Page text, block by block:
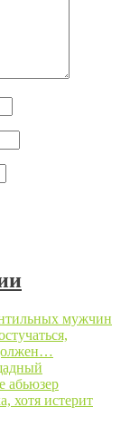
мужчин
абьюзер
хотя истерит